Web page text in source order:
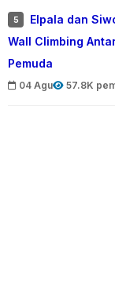
5
Elpala dan
Wall Climbing
Pemuda
04 Agu 57.8K